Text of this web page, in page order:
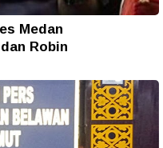
Medan
Robin